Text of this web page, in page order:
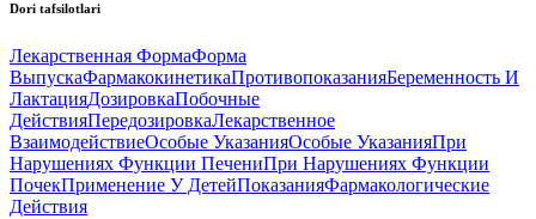
Dori tafsilotlari
Лекарственная ФормаФорма
ВыпускаФармакокинетикаПротивопоказанияБеременность И
ЛактацияДозировкаПобочные
ДействияПередозировкаЛекарственное
ВзаимодействиеОсобые УказанияОсобые УказанияПри
Нарушениях Функции ПечениПри Нарушениях Функции
ПочекПрименение У ДетейПоказанияФармакологические
Действия